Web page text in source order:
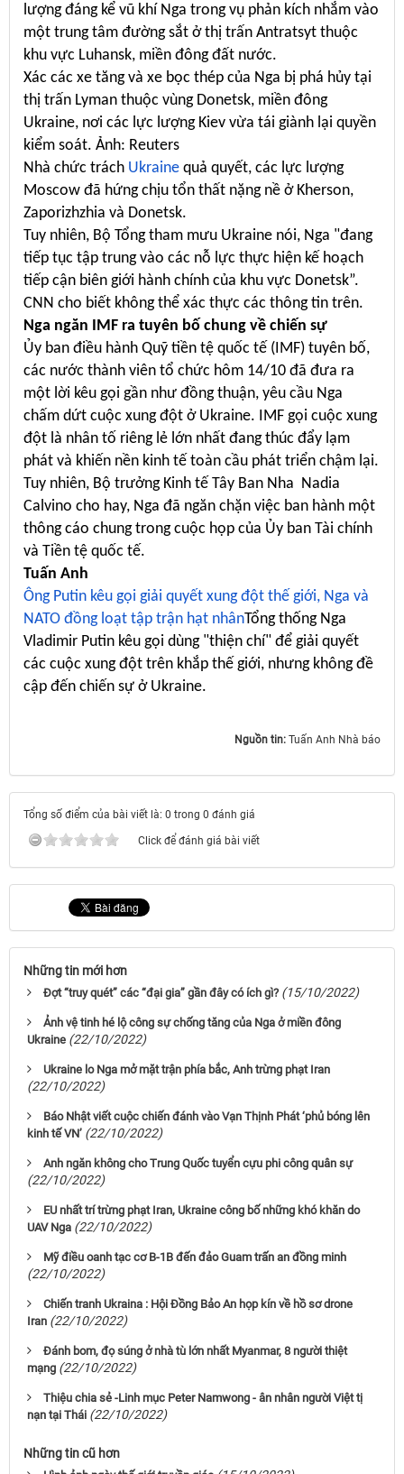
lượng đáng kể vũ khí Nga trong vụ phản kích nhắm vào
một trung tâm đường sắt ở thị trấn Antratsyt thuộc
khu vực Luhansk, miền đông đất nước.
Xác các xe tăng và xe bọc thép của Nga bị phá hủy tại
thị trấn Lyman thuộc vùng Donetsk, miền đông
Ukraine, nơi các lực lượng Kiev vừa tái giành lại quyền
kiểm soát. Ảnh: Reuters
Nhà chức trách Ukraine quả quyết, các lực lượng
Moscow đã hứng chịu tổn thất nặng nề ở Kherson,
Zaporizhzhia và Donetsk.
Tuy nhiên, Bộ Tổng tham mưu Ukraine nói, Nga "đang
tiếp tục tập trung vào các nỗ lực thực hiện kế hoạch
tiếp cận biên giới hành chính của khu vực Donetsk”.
CNN cho biết không thể xác thực các thông tin trên.
Nga ngăn IMF ra tuyên bố chung về chiến sự
Ủy ban điều hành Quỹ tiền tệ quốc tế (IMF) tuyên bố,
các nước thành viên tổ chức hôm 14/10 đã đưa ra
một lời kêu gọi gần như đồng thuận, yêu cầu Nga
chấm dứt cuộc xung đột ở Ukraine. IMF gọi cuộc xung
đột là nhân tố riêng lẻ lớn nhất đang thúc đẩy lạm
phát và khiến nền kinh tế toàn cầu phát triển chậm lại.
Tuy nhiên, Bộ trưởng Kinh tế Tây Ban Nha Nadia
Calvino cho hay, Nga đã ngăn chặn việc ban hành một
thông cáo chung trong cuộc họp của Ủy ban Tài chính
và Tiền tệ quốc tế.
Tuấn Anh
Ông Putin kêu gọi giải quyết xung đột thế giới, Nga và
NATO đồng loạt tập trận hạt nhânTổng thống Nga
Vladimir Putin kêu gọi dùng "thiện chí" để giải quyết
các cuộc xung đột trên khắp thế giới, nhưng không đề
cập đến chiến sự ở Ukraine.
Nguồn tin: Tuấn Anh Nhà báo
Tổng số điểm của bài viết là: 0 trong 0 đánh giá
Click để đánh giá bài viết
Những tin mới hơn
Đợt “truy quét” các “đại gia” gần đây có ích gì? (15/10/2022)
Ảnh vệ tinh hé lộ công sự chống tăng của Nga ở miền đông
Ukraine (22/10/2022)
Ukraine lo Nga mở mặt trận phía bắc, Anh trừng phạt Iran
(22/10/2022)
Báo Nhật viết cuộc chiến đánh vào Vạn Thịnh Phát ‘phủ bóng lên
kinh tế VN’ (22/10/2022)
Anh ngăn không cho Trung Quốc tuyển cựu phi công quân sự
(22/10/2022)
EU nhất trí trừng phạt Iran, Ukraine công bố những khó khăn do
UAV Nga (22/10/2022)
Mỹ điều oanh tạc cơ B-1B đến đảo Guam trấn an đồng minh
(22/10/2022)
Chiến tranh Ukraina : Hội Đồng Bảo An họp kín về hồ sơ drone
Iran (22/10/2022)
Đánh bom, đọ súng ở nhà tù lớn nhất Myanmar, 8 người thiệt
mạng (22/10/2022)
Thiệu chia sẻ -Linh mục Peter Namwong - ân nhân người Việt tị
nạn tại Thái (22/10/2022)
Những tin cũ hơn